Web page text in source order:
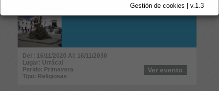
Gestión de cookies | v.1.3
LA QUEMA DE
JUDAS
Del : 16/11/2020 Al: 16/11/2030
Lugar: Urrácal
Perido: Primavera
Tipo: Religiosas
Ver evento